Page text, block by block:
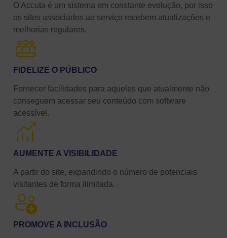
O Accuta é um sistema em constante evolução, por isso
os sites associados ao serviço recebem atualizações e
melhorias regulares.
FIDELIZE O PÚBLICO
Fornecer facilidades para aqueles que atualmente não
conseguem acessar seu conteúdo com software
acessível.
AUMENTE A VISIBILIDADE
A partir do site, expandindo o número de potenciais
visitantes de forma ilimitada.
PROMOVE A INCLUSÃO